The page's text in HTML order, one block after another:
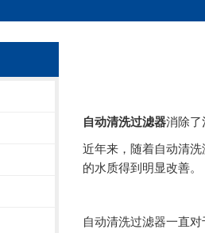
自动清洗过滤器消除了
近年来，随着自动清
的水质得到明显改善。
自动清洗过滤器一直